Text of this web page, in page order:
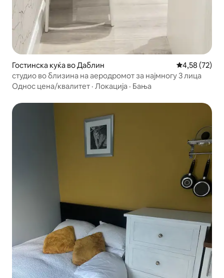
Гостинска куќа во Даблин Просечна
4,58 (72)
студио во близина на аеродромот за најмногу 3 лица
Однос цена/квалитет · Локација · Бања